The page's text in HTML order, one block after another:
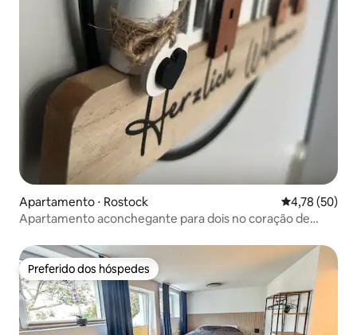
Apartamento ⋅ Rostock 4,78 de uma
4,78 (50)
Apartamento aconchegante para dois no coração de
Preferido dos hóspedes
Preferido dos hóspedes